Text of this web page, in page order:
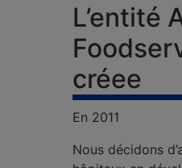
L’entité
créee
En 2011
Nous décidons